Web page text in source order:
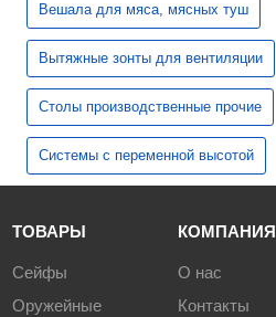
Вешала для мяса, мясных туш
Вытяжные зонты для вентиляции
Столы производственные прочие
Системы с переменной высотой
ТОВАРЫ
Сейфы
Оружейные
КОМПАНИЯ
О нас
Контакты